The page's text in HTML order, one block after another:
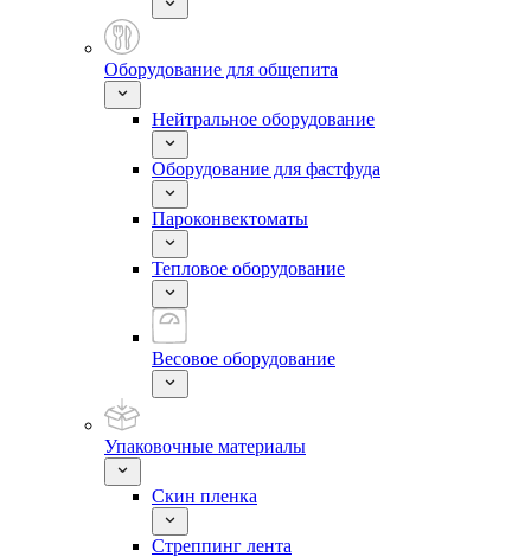
Оборудование для общепита
Нейтральное оборудование
Оборудование для фастфуда
Пароконвектоматы
Тепловое оборудование
Весовое оборудование
Упаковочные материалы
Скин пленка
Стреппинг лента